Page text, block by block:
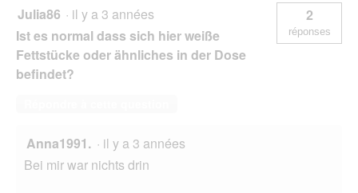
Julia86 · il y a 3 années
Ist es normal dass sich hier weiße
Fettstücke oder ähnliches in der Dose
befindet?
2
réponses
Anna1991. · il y a 3 années
Bei mir war nichts drin